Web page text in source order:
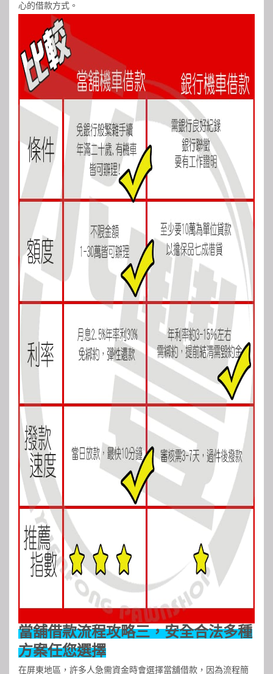
心的借款方式。
當舖借款流程攻略三，安全合法多種
方案任您選擇
在屏東地區，許多人急需資金時會選擇當舖借款，因為流程簡